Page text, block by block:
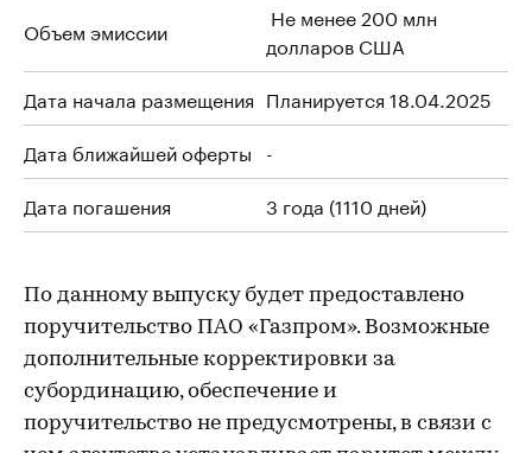
Объем эмиссии
Не менее 200 млн
долларов США
Дата начала размещения Планируется 18.04.2025
Дата ближайшей оферты -
Дата погашения
3 года (1110 дней)
По данному выпуску будет предоставлено
поручительство ПАО «Газпром». Возможные
дополнительные корректировки за
субординацию, обеспечение и
поручительство не предусмотрены, в связи с